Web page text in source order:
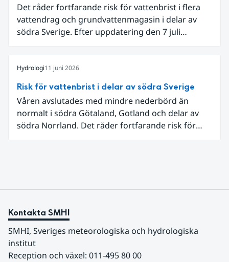
Det råder fortfarande risk för vattenbrist i flera
vattendrag och grundvattenmagasin i delar av
södra Sverige. Efter uppdatering den 7 juli
Östergötlands, Stockholms och Uppsala län.
Totalt omfattas 11 län, säger Hugo Rudebeck,
vakthavande hydrolog på SMHI.
Hydrologi11 juni 2026
Risk för vattenbrist i delar av södra Sverige
Våren avslutades med mindre nederbörd än
normalt i södra Götaland, Gotland och delar av
södra Norrland. Det råder fortfarande risk för
över lång tid för att återställa balansen.
Kontakta SMHI
SMHI, Sveriges meteorologiska och hydrologiska
institut
Reception och växel: 011-495 80 00